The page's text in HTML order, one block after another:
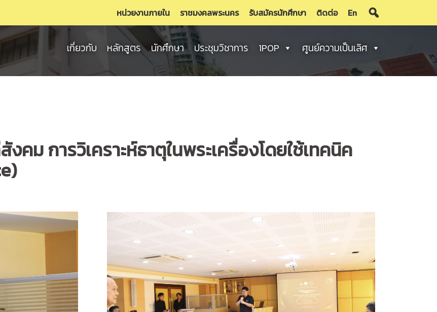
หน่วยงานภายใน ราชมงคลพระนคร รับสมัครนักศึกษา ติดต่อ En
เกี่ยวกับ หลักสูตร นักศึกษา ประชุมวิชาการ 1POP ศูนย์ความเป็นเลิศ
คม การวิเคราะห์ธาตุในพระเครื่องโดยใช้เทคนิค